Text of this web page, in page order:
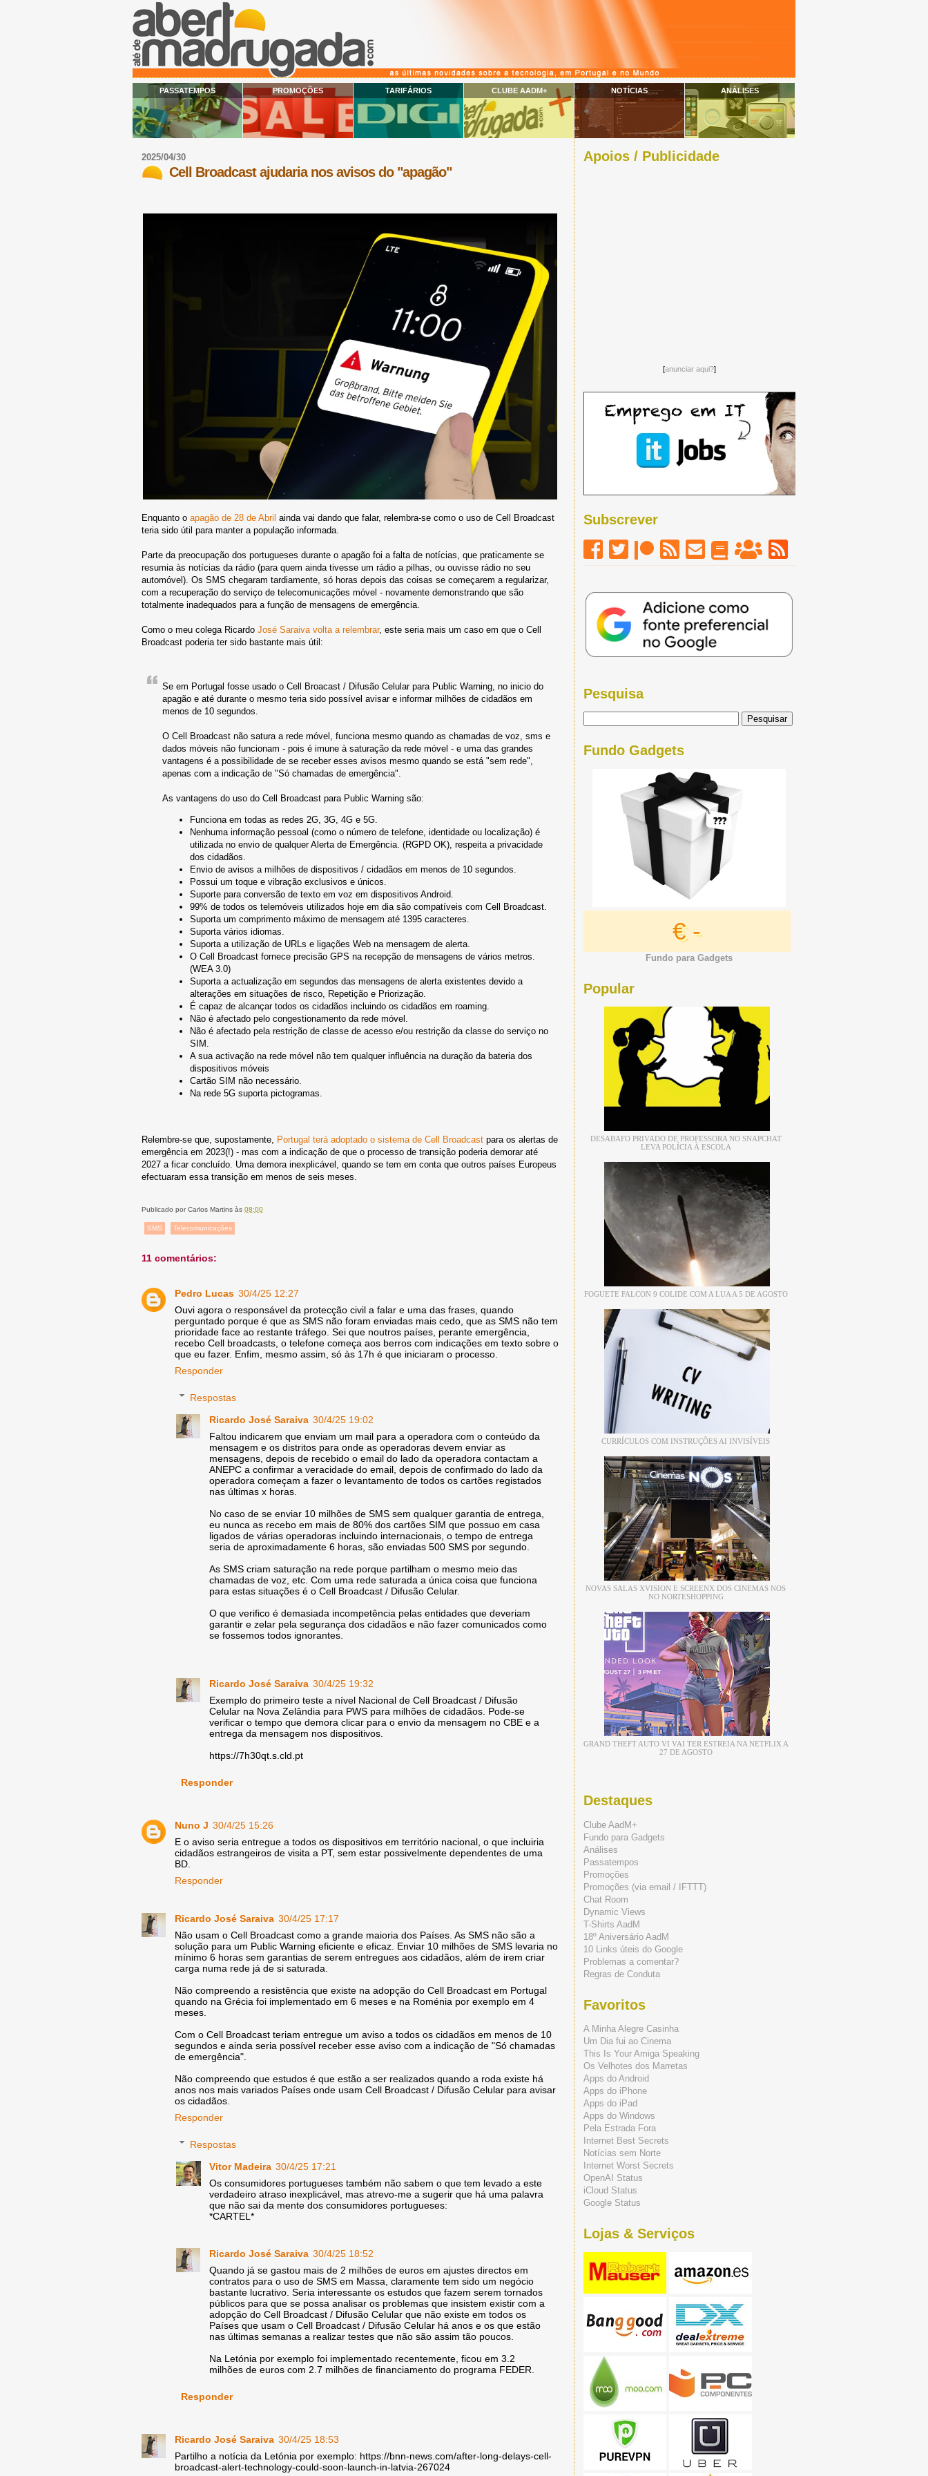
PASSATEMPOS PROMOÇÕES TARIFÁRIOS CLUBE AADM+ NOTÍCIAS ANÁLISES
2025/04/30
Cell Broadcast ajudaria nos avisos do "apagão"
Enquanto o apagão de 28 de Abril ainda vai dando que falar, relembra-se como o uso de Cell Broadcast
teria sido útil para manter a população informada.
Parte da preocupação dos portugueses durante o apagão foi a falta de notícias, que praticamente se
resumia às notícias da rádio (para quem ainda tivesse um rádio a pilhas, ou ouvisse rádio no seu
automóvel). Os SMS chegaram tardiamente, só horas depois das coisas se começarem a regularizar,
com a recuperação do serviço de telecomunicações móvel - novamente demonstrando que são
totalmente inadequados para a função de mensagens de emergência.
Como o meu colega Ricardo José Saraiva volta a relembrar, este seria mais um caso em que o Cell
Broadcast poderia ter sido bastante mais útil:
Se em Portugal fosse usado o Cell Broacast / Difusão Celular para Public Warning, no inicio do
apagão e até durante o mesmo teria sido possível avisar e informar milhões de cidadãos em
menos de 10 segundos.
O Cell Broadcast não satura a rede móvel, funciona mesmo quando as chamadas de voz, sms e
dados móveis não funcionam - pois é imune à saturação da rede móvel - e uma das grandes
vantagens é a possibilidade de se receber esses avisos mesmo quando se está "sem rede",
apenas com a indicação de "Só chamadas de emergência".
As vantagens do uso do Cell Broadcast para Public Warning são:
Funciona em todas as redes 2G, 3G, 4G e 5G.
Nenhuma informação pessoal (como o número de telefone, identidade ou localização) é
utilizada no envio de qualquer Alerta de Emergência. (RGPD OK), respeita a privacidade
dos cidadãos.
Envio de avisos a milhões de dispositivos / cidadãos em menos de 10 segundos.
Possui um toque e vibração exclusivos e únicos.
Suporte para conversão de texto em voz em dispositivos Android.
99% de todos os telemóveis utilizados hoje em dia são compatíveis com Cell Broadcast.
Suporta um comprimento máximo de mensagem até 1395 caracteres.
Suporta vários idiomas.
Suporta a utilização de URLs e ligações Web na mensagem de alerta.
O Cell Broadcast fornece precisão GPS na recepção de mensagens de vários metros.
(WEA 3.0)
Suporta a actualização em segundos das mensagens de alerta existentes devido a
alterações em situações de risco, Repetição e Priorização.
É capaz de alcançar todos os cidadãos incluindo os cidadãos em roaming.
Não é afectado pelo congestionamento da rede móvel.
Não é afectado pela restrição de classe de acesso e/ou restrição da classe do serviço no
SIM.
A sua activação na rede móvel não tem qualquer influência na duração da bateria dos
dispositivos móveis
Cartão SIM não necessário.
Na rede 5G suporta pictogramas.
Relembre-se que, supostamente, Portugal terá adoptado o sistema de Cell Broadcast para os alertas de
emergência em 2023(!) - mas com a indicação de que o processo de transição poderia demorar até
2027 a ficar concluído. Uma demora inexplicável, quando se tem em conta que outros países Europeus
efectuaram essa transição em menos de seis meses.
Publicado porCarlos Martins às 08:00
SMS Telecomunicações
11 comentários:
Pedro Lucas 30/4/25 12:27
Ouvi agora o responsável da protecção civil a falar e uma das frases, quando
perguntado porque é que as SMS não foram enviadas mais cedo, que as SMS não tem
prioridade face ao restante tráfego. Sei que noutros países, perante emergência,
recebo Cell broadcasts, o telefone começa aos berros com indicações em texto sobre o
que eu fazer. Enfim, mesmo assim, só às 17h é que iniciaram o processo.
Responder
Respostas
Ricardo José Saraiva 30/4/25 19:02
Faltou indicarem que enviam um mail para a operadora com o conteúdo da
mensagem e os distritos para onde as operadoras devem enviar as
mensagens, depois de recebido o email do lado da operadora contactam a
ANEPC a confirmar a veracidade do email, depois de confirmado do lado da
operadora começam a fazer o levantamento de todos os cartões registados
nas últimas x horas.
No caso de se enviar 10 milhões de SMS sem qualquer garantia de entrega,
eu nunca as recebo em mais de 80% dos cartões SIM que possuo em casa
ligados de várias operadoras incluindo internacionais, o tempo de entrega
seria de aproximadamente 6 horas, são enviadas 500 SMS por segundo.
As SMS criam saturação na rede porque partilham o mesmo meio das
chamadas de voz, etc. Com uma rede saturada a única coisa que funciona
para estas situações é o Cell Broadcast / Difusão Celular.
O que verifico é demasiada incompetência pelas entidades que deveriam
garantir e zelar pela segurança dos cidadãos e não fazer comunicados como
se fossemos todos ignorantes.
Ricardo José Saraiva 30/4/25 19:32
Exemplo do primeiro teste a nível Nacional de Cell Broadcast / Difusão
Celular na Nova Zelândia para PWS para milhões de cidadãos. Pode-se
verificar o tempo que demora clicar para o envio da mensagem no CBE e a
entrega da mensagem nos dispositivos.
https://7h30qt.s.cld.pt
Responder
Nuno J 30/4/25 15:26
E o aviso seria entregue a todos os dispositivos em território nacional, o que incluiria
cidadãos estrangeiros de visita a PT, sem estar possivelmente dependentes de uma
BD.
Responder
Ricardo José Saraiva 30/4/25 17:17
Não usam o Cell Broadcast como a grande maioria dos Países. As SMS não são a
solução para um Public Warning eficiente e eficaz. Enviar 10 milhões de SMS levaria no
mínimo 6 horas sem garantias de serem entregues aos cidadãos, além de irem criar
carga numa rede já de si saturada.
Não compreendo a resistência que existe na adopção do Cell Broadcast em Portugal
quando na Grécia foi implementado em 6 meses e na Roménia por exemplo em 4
meses.
Com o Cell Broadcast teriam entregue um aviso a todos os cidadãos em menos de 10
segundos e ainda seria possível receber esse aviso com a indicação de "Só chamadas
de emergência".
Não compreendo que estudos é que estão a ser realizados quando a roda existe há
anos nos mais variados Países onde usam Cell Broadcast / Difusão Celular para avisar
os cidadãos.
Responder
Respostas
Vitor Madeira 30/4/25 17:21
Os consumidores portugueses também não sabem o que tem levado a este
verdadeiro atraso inexplicável, mas atrevo-me a sugerir que há uma palavra
que não sai da mente dos consumidores portugueses:
*CARTEL*
Ricardo José Saraiva 30/4/25 18:52
Quando já se gastou mais de 2 milhões de euros em ajustes directos em
contratos para o uso de SMS em Massa, claramente tem sido um negócio
bastante lucrativo. Seria interessante os estudos que fazem serem tornados
públicos para que se possa analisar os problemas que insistem existir com a
adopção do Cell Broadcast / Difusão Celular que não existe em todos os
Países que usam o Cell Broadcast / Difusão Celular há anos e os que estão
nas últimas semanas a realizar testes que não são assim tão poucos.
Na Letónia por exemplo foi implementado recentemente, ficou em 3.2
milhões de euros com 2.7 milhões de financiamento do programa FEDER.
Responder
Ricardo José Saraiva 30/4/25 18:53
Partilho a notícia da Letónia por exemplo: https://bnn-news.com/after-long-delays-cell-
broadcast-alert-technology-could-soon-launch-in-latvia-267024
Apoios / Publicidade
[anunciar aqui?]
Subscrever
Pesquisa
Fundo Gadgets
€ -
Fundo para Gadgets
Popular
DESABAFO PRIVADO DE PROFESSORA NO SNAPCHAT
LEVA POLÍCIA À ESCOLA
FOGUETE FALCON 9 COLIDE COM A LUA A 5 DE AGOSTO
CURRÍCULOS COM INSTRUÇÕES AI INVISÍVEIS
NOVAS SALAS XVISION E SCREENX DOS CINEMAS NOS
NO NORTESHOPPING
GRAND THEFT AUTO VI VAI TER ESTREIA NA NETFLIX A
27 DE AGOSTO
Destaques
Clube AadM+
Fundo para Gadgets
Análises
Passatempos
Promoções
Promoções (via email / IFTTT)
Chat Room
Dynamic Views
T-Shirts AadM
18º Aniversário AadM
10 Links úteis do Google
Problemas a comentar?
Regras de Conduta
Favoritos
A Minha Alegre Casinha
Um Dia fui ao Cinema
This Is Your Amiga Speaking
Os Velhotes dos Marretas
Apps do Android
Apps do iPhone
Apps do iPad
Apps do Windows
Pela Estrada Fora
Internet Best Secrets
Notícias sem Norte
Internet Worst Secrets
OpenAI Status
iCloud Status
Google Status
Lojas & Serviços